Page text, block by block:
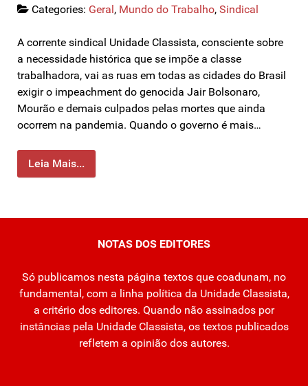
Categories: Geral, Mundo do Trabalho, Sindical
A corrente sindical Unidade Classista, consciente sobre
a necessidade histórica que se impõe a classe
trabalhadora, vai as ruas em todas as cidades do Brasil
exigir o impeachment do genocida Jair Bolsonaro,
Mourão e demais culpados pelas mortes que ainda
ocorrem na pandemia. Quando o governo é mais…
Leia Mais...
NOTAS DOS EDITORES
Só publicamos nesta página textos que coadunam, no
fundamental, com a linha política da Unidade Classista,
a critério dos editores. Quando não assinados por
instâncias pela Unidade Classista, os textos publicados
refletem a opinião dos autores.